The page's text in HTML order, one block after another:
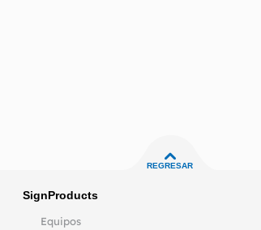
REGRESAR
SignProducts
Equipos